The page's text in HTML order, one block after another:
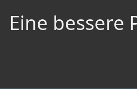
Eine